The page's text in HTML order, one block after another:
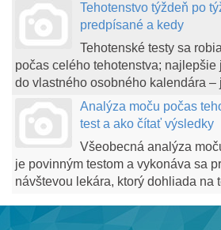
Tehotenstvo týždeň po
predpísané a kedy
Tehotenské testy sa
počas celého tehotenstva;
do vlastného osobného kalendára –
Analýza moču počas
test a ako čítať výsledky
Všeobecná analýza
je povinným testom a vykonáva sa
návštevou lekára, ktorý dohliada na